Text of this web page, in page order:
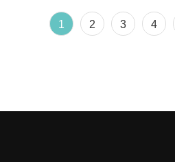
1 2 3 4